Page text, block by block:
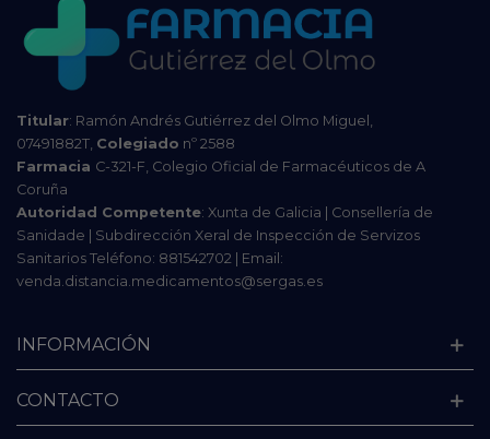
Titular: Ramón Andrés Gutiérrez del Olmo Miguel,
07491882T, Colegiado nº 2588
Farmacia C-321-F, Colegio Oficial de Farmacéuticos de A
Coruña
Autoridad Competente: Xunta de Galicia | Consellería de
Sanidade | Subdirección Xeral de Inspección de Servizos
Sanitarios Teléfono: 881542702 | Email:
venda.distancia.medicamentos@sergas.es
INFORMACIÓN
CONTACTO